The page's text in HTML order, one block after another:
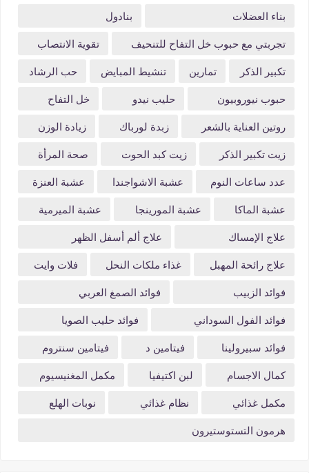
بناء العضلات
بنادول
تجربتي مع حبوب خل التفاح للتنحيف
تقوية الانتصاب
تكبير الذكر
تمارين تنشيط المبايض
حب الرشاد
حبوب نيوروبيون
حليب نيدو
خل التفاح
روتين العناية بالشعر
زبدة لورباك
زيادة الوزن
زيت تكبير الذكر
زيت كبد الحوت
صحة المرأة
عدد ساعات النوم
عشبة الاشواجندا
عشبة العنزة
عشبة الماكا
عشبة المورينجا
عشبة الميرمية
علاج الإمساك
علاج ألم أسفل الظهر
علاج رائحة المهبل
غذاء ملكات النحل
فلات وايت
فوائد الزبيب
فوائد الصمغ العربي
فوائد الفول السوداني
فوائد حليب الصويا
فوائد سبيرولينا
فيتامين د
فيتامين سنتروم
كمال الاجسام
لبن اكتيفيا
مكمل المغنيسيوم
مكمل غذائي
نظام غذائي
نوبات الهلع
هرمون التستوستيرون